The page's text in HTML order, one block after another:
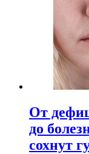
От
до
сохнут